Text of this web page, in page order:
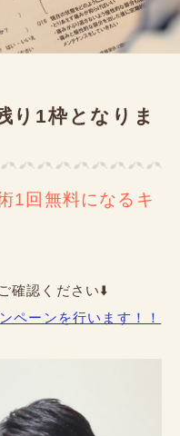
り1枠となりま
1回無料になるキ
確認ください⬇️
ペーンを行います！！